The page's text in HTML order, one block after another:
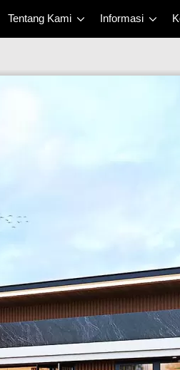
Tentang Kami Informasi